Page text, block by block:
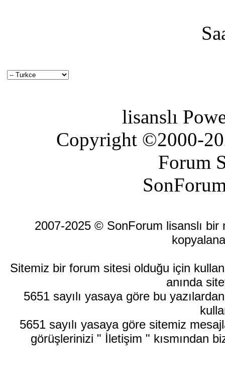
lisanslı
Copyright ©2000-
Forum
2007-2025 © SonForum lisanslı bir
Sitemiz bir forum sitesi olduğu için
anında
5651 sayılı yasaya göre bu
5651 sayılı yasaya göre sitemiz
görüşlerinizi " İletişim " kısmından